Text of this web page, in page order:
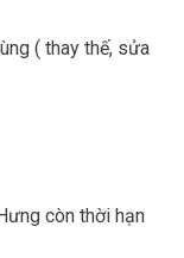
( thay thế, sửa
còn thời hạn